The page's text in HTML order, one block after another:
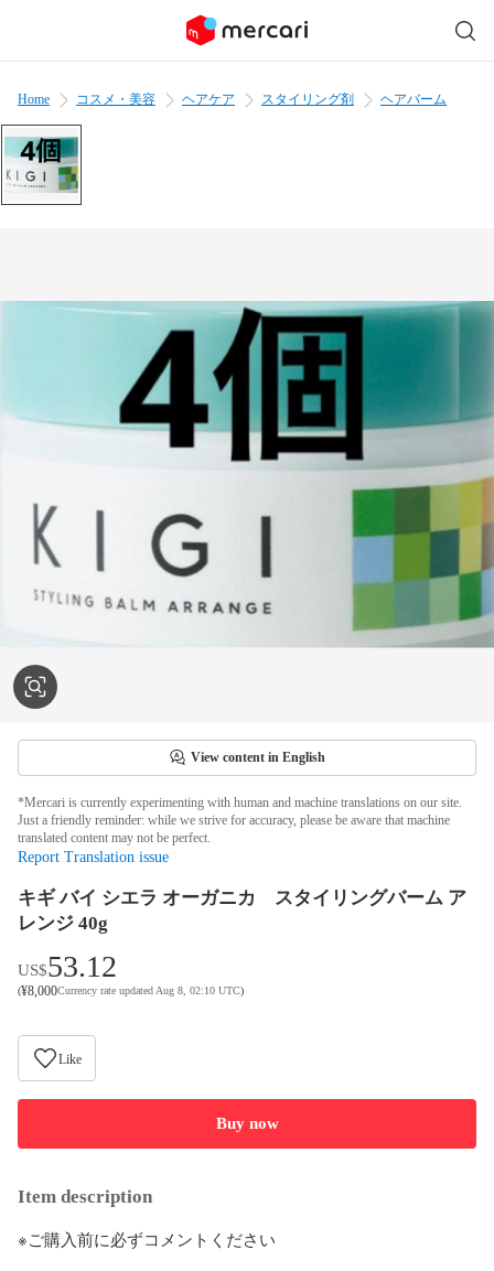
Home コスメ・美容 ヘアケア スタイリング剤 ヘアバーム
View content in English
*Mercari is currently experimenting with human and machine translations on our site.
Just a friendly reminder: while we strive for accuracy, please be aware that machine
translated content may not be perfect.
Report Translation issue
キギ バイ シエラ オーガニカ スタイリングバーム ア
レンジ 40g
US$53.12
(¥8,000Currency rate updated Aug 8, 02:10 UTC)
Like
Buy now
Item description
※ご購入前に必ずコメントください